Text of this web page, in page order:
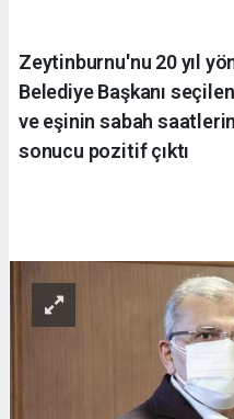
Zeytinburnu'nu 20 yıl
Belediye Başkanı
ve eşinin sabah
sonucu pozitif çıktı